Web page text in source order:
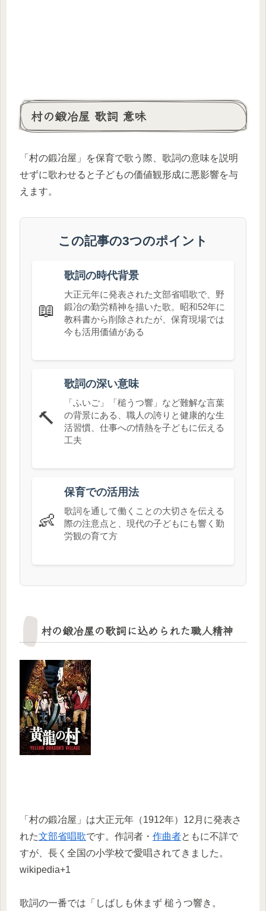
村の鍛冶屋 歌詞 意味
「村の鍛冶屋」を保育で歌う際、歌詞の意味を説明
せずに歌わせると子どもの価値観形成に悪影響を与
えます。
この記事の3つのポイント
📖
歌詞の時代背景
大正元年に発表された文部省唱歌で、野
鍛冶の勤労精神を描いた歌。昭和52年に
教科書から削除されたが、保育現場では
今も活用価値がある
🔨
歌詞の深い意味
「ふいご」「槌うつ響」など難解な言葉
の背景にある、職人の誇りと健康的な生
活習慣、仕事への情熱を子どもに伝える
工夫
👶
保育での活用法
歌詞を通して働くことの大切さを伝える
際の注意点と、現代の子どもにも響く勤
労観の育て方
村の鍛冶屋の歌詞に込められた職人精神
「村の鍛冶屋」は大正元年（1912年）12月に発表さ
れた文部省唱歌です。作詞者・ 作曲者ともに不詳で
すが、長く全国の小学校で愛唱されてきました。
wikipedia+1
歌詞の一番では「しばしも休まず 槌うつ響き。